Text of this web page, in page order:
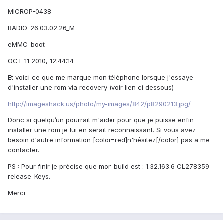
MICROP-0438
RADIO-26.03.02.26_M
eMMC-boot
OCT 11 2010, 12:44:14
Et voici ce que me marque mon téléphone lorsque j'essaye
d'installer une rom via recovery (voir lien ci dessous)
http://imageshack.us/photo/my-images/842/p8290213.jpg/
Donc si quelqu’un pourrait m'aider pour que je puisse enfin
installer une rom je lui en serait reconnaissant. Si vous avez
besoin d'autre information [color=red]n'hésitez[/color] pas a me
contacter.
PS : Pour finir je précise que mon build est : 1.32.163.6 CL278359
release-Keys.
Merci